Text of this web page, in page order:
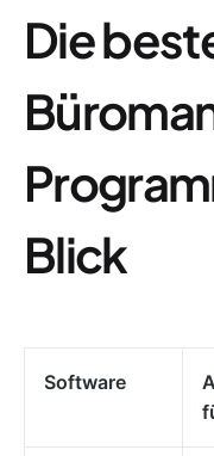
Die
Blick
Software